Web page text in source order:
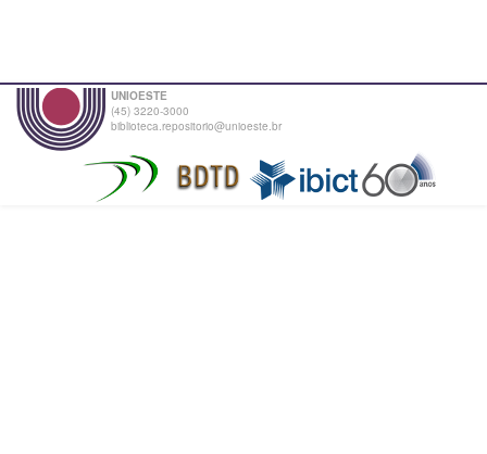
UNIOESTE
(45) 3220-3000
biblioteca.repositorio@unioeste.br